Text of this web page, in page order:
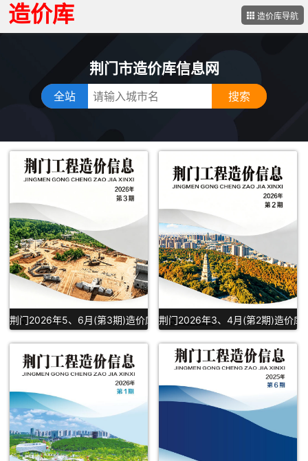
造价库 造价库导航
荆门市造价库信息网
全站
荆门2026年5、6月(第3期)造价库信息PDF下载荆门2026年3、4月(第2期)造价库